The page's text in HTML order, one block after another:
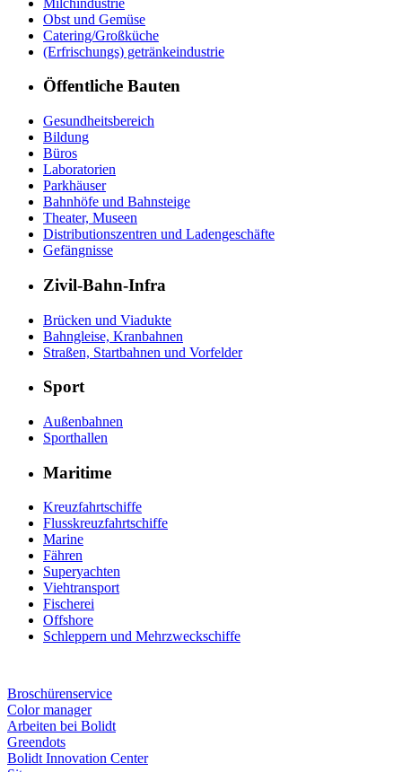
Obst und Gemüse
Catering/Großküche
(Erfrischungs) getränkeindustrie
Öffentliche Bauten
Gesundheitsbereich
Bildung
Büros
Laboratorien
Parkhäuser
Bahnhöfe und Bahnsteige
Theater, Museen
Distributionszentren und Ladengeschäfte
Gefängnisse
Zivil-Bahn-Infra
Brücken und Viadukte
Bahngleise, Kranbahnen
Straßen, Startbahnen und Vorfelder
Sport
Außenbahnen
Sporthallen
Maritime
Kreuzfahrtschiffe
Flusskreuzfahrtschiffe
Marine
Fähren
Superyachten
Viehtransport
Fischerei
Offshore
Schleppern und Mehrzweckschiffe
Broschürenservice
Color manager
Arbeiten bei Bolidt
Greendots
Bolidt Innovation Center